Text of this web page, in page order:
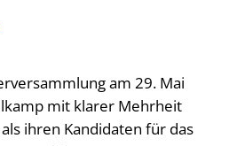
am 29. Mai
mit klarer Mehrheit
ihren Kandidaten für das